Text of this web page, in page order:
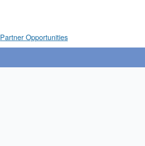
Partner Opportunities